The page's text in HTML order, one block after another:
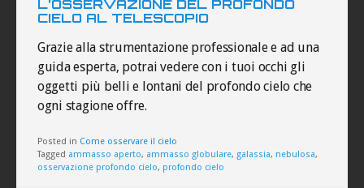
L’OSSERVAZIONE DEL PROFONDO
CIELO AL TELESCOPIO
Grazie alla strumentazione professionale e ad una
guida esperta, potrai vedere con i tuoi occhi gli
oggetti più belli e lontani del profondo cielo che
ogni stagione offre.
Posted in Come osservare il cielo
Tagged ammasso aperto, ammasso globulare, galassia, nebulosa,
osservazione profondo cielo, profondo cielo